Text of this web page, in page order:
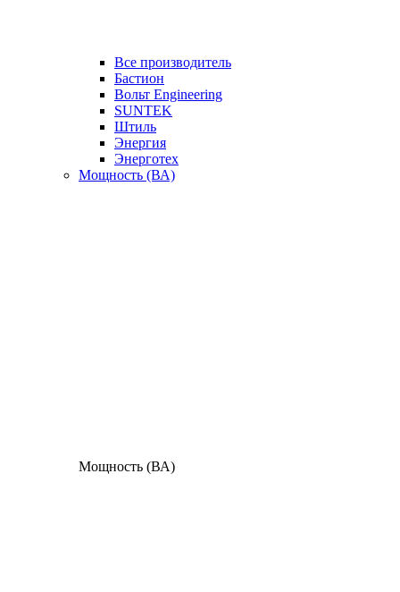
Все производитель
Бастион
Вольт Engineering
SUNTEK
Штиль
Энергия
Энерготех
Мощность (ВА)
Мощность (ВА)